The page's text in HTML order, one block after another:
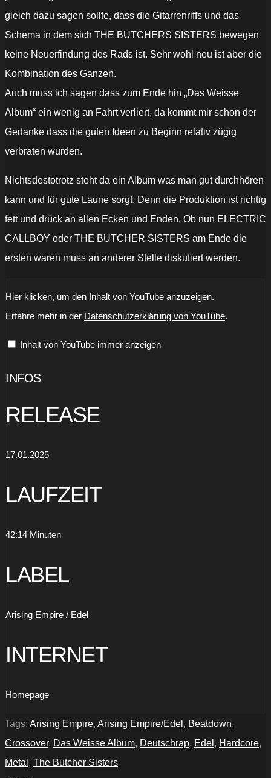
gleich dazu sagen sollte, dass die Gitarrenriffs und das
Schema in dem sich THE BUTCHERS SISTERS bewegen
keine Neuerfindung des Rads ist. Sehr wohl neu ist aber die
Kombination des Ganzen.
Auch muss ich sagen dass zum Ende hin „Das Weisse
Album“ ein wenig an Fahrt verliert, da kommt mir schon der
Gedanke dass die guten Ideen zu Beginn relativ zügig
verbraten wurden.
Nichtsdestotrotz steht da ein Album was man gut durchhören
kann und für gute Laune sorgt. Denn die Produktion ist richtig
fett und drück an allen Ecken und Enden. Ob nun ELECTRIC
CALLBOY oder THE BUTCHER SISTERS am Ende die
ersten waren muss an anderer Stelle diskutiert werden.
-
PIZZA
von
Hier klicken, um den Inhalt von YouTube anzuzeigen.
Erfahre mehr in der Datenschutzerklärung von YouTube.
Inhalt von YouTube immer anzeigen
INFOS
RELEASE
17.01.2025
LAUFZEIT
42:14 Minuten
LABEL
Arising Empire / Edel
INTERNET
Homepage
Tags: Arising Empire, Arising Empire/Edel , Beatdown,
Crossover, Das Weisse Album, Deutschrap, Edel , Hardcore,
Metal , The Butcher Sisters